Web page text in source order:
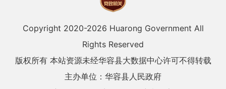
Copyright 2020-2026 Huarong Government All
Rights Reserved
版权所有 本站资源未经华容县大数据中心许可不得转载
主办单位：华容县人民政府